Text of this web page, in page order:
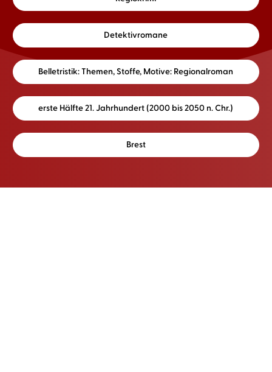
Detektivromane
Belletristik: Themen, Stoffe, Motive: Regionalroman
erste Hälfte 21. Jahrhundert (2000 bis 2050 n. Chr.)
Brest